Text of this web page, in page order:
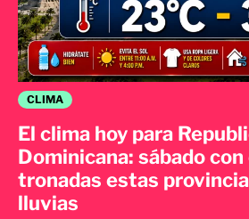
CLIMA
El clima hoy para
Dominicana: sábado
tronadas estas
lluvias